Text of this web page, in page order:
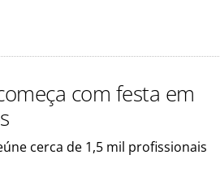
com festa em
cerca de 1,5 mil profissionais